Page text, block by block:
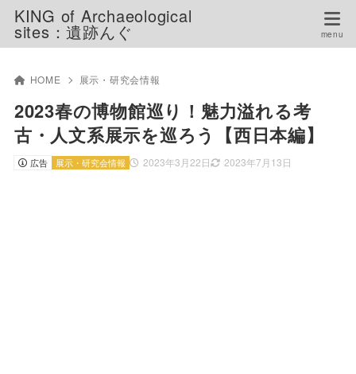
KING of Archaeological
sites：遺跡んぐ
HOME 展示・研究会情報
2023春の博物館巡り！魅力溢れる考
古・人文系展示を巡ろう【西日本編】
広告 2023年3月22日 2023年7月13日
展示・研究会情報